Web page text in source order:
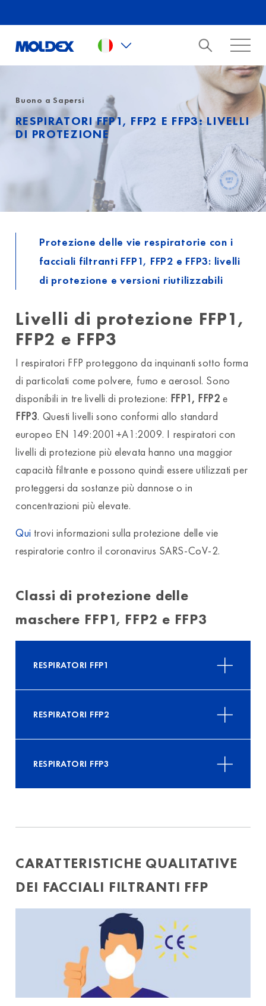
Buono a Sapersi
RESPIRATORI FFP1, FFP2 E FFP3: LIVELLI
DI PROTEZIONE
Protezione delle vie respiratorie con i
facciali filtranti FFP1, FFP2 e FFP3: livelli
di protezione e versioni riutilizzabili
Livelli di protezione FFP1,
FFP2 e FFP3
I respiratori FFP proteggono da inquinanti sotto forma
di particolati come polvere, fumo e aerosol. Sono
disponibili in tre livelli di protezione: FFP1, FFP2 e
FFP3. Questi livelli sono conformi allo standard
europeo EN 149:2001+A1:2009. I respiratori con
livelli di protezione più elevata hanno una maggior
capacità filtrante e possono quindi essere utilizzati per
proteggersi da sostanze più dannose o in
concentrazioni più elevate.
Qui trovi informazioni sulla protezione delle vie
respiratorie contro il coronavirus SARS-CoV-2.
Classi di protezione delle
maschere FFP1, FFP2 e FFP3
RESPIRATORI FFP1
RESPIRATORI FFP2
RESPIRATORI FFP3
CARATTERISTICHE QUALITATIVE
DEI FACCIALI FILTRANTI FFP